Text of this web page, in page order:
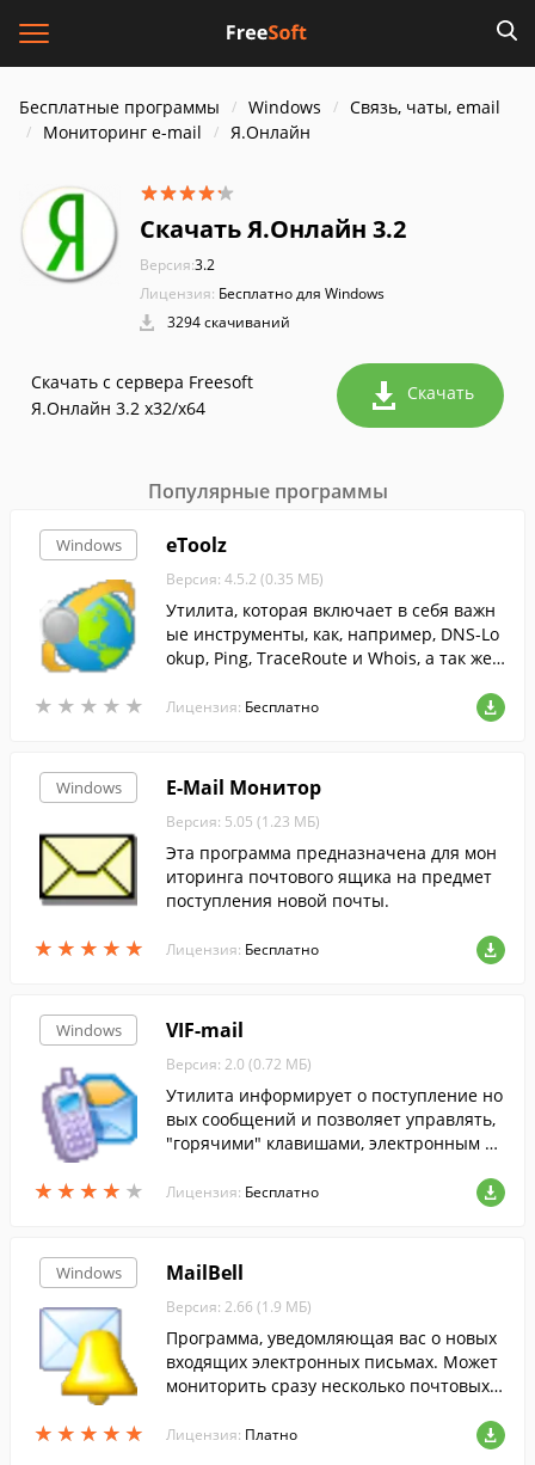
Бесплатные программы Windows
Связь, чаты, email
Мониторинг e-mail
Я.Онлайн
Скачать Я.Онлайн 3.2
Версия:3.2
Лицензия: Бесплатно для Windows
3294 скачиваний
Скачать с сервера Freesoft
Я.Онлайн 3.2 x32/x64
Скачать
Популярные программы
Windows
★ ★ ★ ★ ★
★ ★ ★ ★ ★
eToolz
Версия: 4.5.2 (0.35 МБ)
Утилита, которая включает в себя важн
ые инструменты, как, например, DNS-Lo
okup, Ping, TraceRoute и Whois, а так же
казывает информацию о доменах.
Лицензия: Бесплатно
Windows
★ ★ ★ ★ ★
★ ★ ★ ★ ★
E-Mail Монитор
Версия: 5.05 (1.23 МБ)
Эта программа предназначена для мон
иторинга почтового ящика на предмет
поступления новой почты.
Лицензия: Бесплатно
Windows
★ ★ ★ ★ ★
★ ★ ★ ★ ★
VIF-mail
Версия: 2.0 (0.72 МБ)
Утилита информирует о поступление но
вых сообщений и позволяет управлять,
"горячими" клавишами, электронным по
Лицензия: Бесплатно
Windows
★ ★ ★ ★ ★
★ ★ ★ ★ ★
MailBell
Версия: 2.66 (1.9 МБ)
Программа, уведомляющая вас о новых
входящих электронных письмах. Может
мониторить сразу несколько почтовых я
Лицензия: Платно